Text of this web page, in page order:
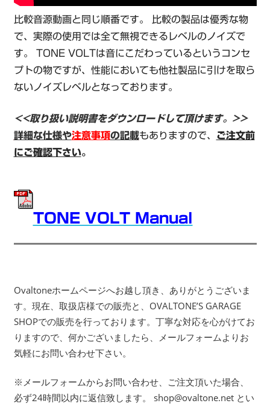
比較音源動画と同じ順番です。 比較の製品は優秀な物
で、実際の使用では全て無視できるレベルのノイズで
す。 TONE VOLTは音にこだわっているというコンセ
プトの物ですが、性能においても他社製品に引けを取ら
ないノイズレベルとなっております。
<<取り扱い説明書をダウンロードして頂けます。>>
詳細な仕様や注意事項の記載もありますので、 ご注文前
にご確認下さい。
TONE VOLT Manual
Ovaltoneホームページへお越し頂き、ありがとうございま
す。現在、取扱店様での販売と、OVALTONE’S GARAGE
SHOPでの販売を行っております。丁寧な対応を心がけてお
りますので、何かございましたら、メールフォームよりお
気軽にお問い合わせ下さい。
※メールフォームからお問い合わせ、ご注文頂いた場合、
必ず24時間以内に返信致します。 shop@ovaltone.net とい